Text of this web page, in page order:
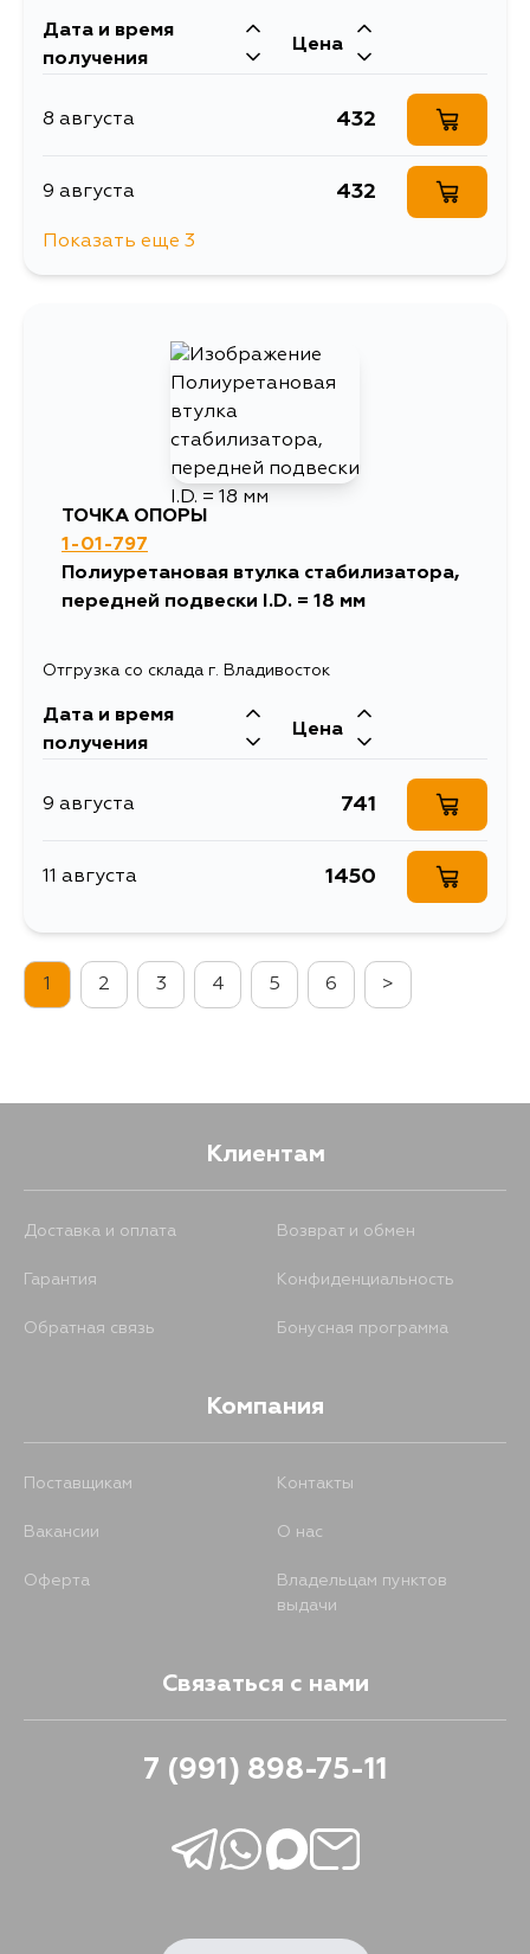
Дата и время
получения
Цена
8 августа 432
9 августа 432
Показать еще 3
ТОЧКА ОПОРЫ
1-01-797
Полиуретановая втулка стабилизатора,
передней подвески I.D. = 18 мм
Отгрузка со склада г. Владивосток
Дата и время
получения
Цена
9 августа 741
11 августа 1450
1 2 3 4 5 6 >
Клиентам
Доставка и оплата Возврат и обмен
Гарантия Конфиденциальность
Обратная связь Бонусная программа
Компания
Поставщикам Контакты
Вакансии О нас
Оферта
Владельцам пунктов
выдачи
Связаться с нами
7 (991) 898-75-11